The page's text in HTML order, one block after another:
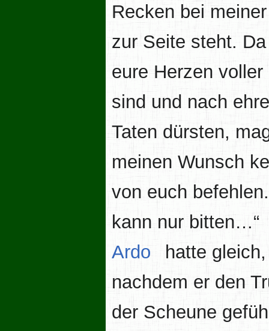
Recken bei
zur Seite steht.
eure Herzen voller
sind und nach
Taten dürsten,
meinen Wunsch
von euch
kann nur bitten…“
Ardo
hatte gleich,
nachdem er den
der Scheune